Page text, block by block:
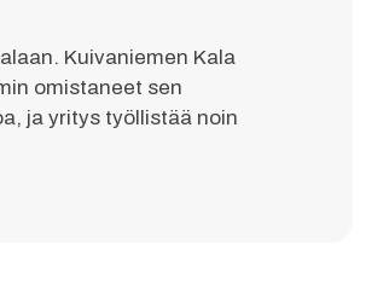
Kuivaniemen Kala
omistaneet sen
ja yritys työllistää noin